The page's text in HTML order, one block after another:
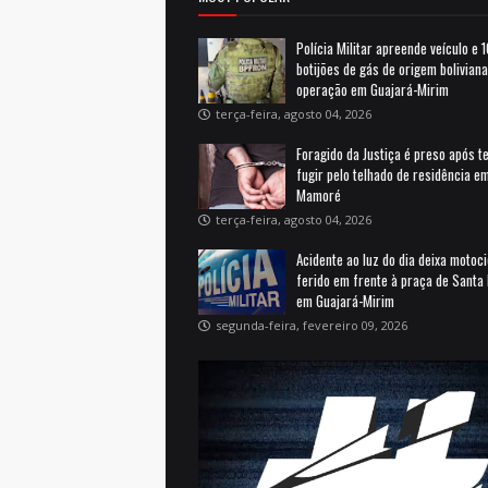
Polícia Militar apreende veículo e
botijões de gás de origem
operação em Guajará-Mirim
terça-feira, agosto 04, 2026
Foragido da Justiça é preso após
fugir pelo telhado de residência
Mamoré
terça-feira, agosto 04, 2026
Acidente ao luz do dia deixa
ferido em frente à praça de Santa
em Guajará-Mirim
segunda-feira, fevereiro 09, 2026